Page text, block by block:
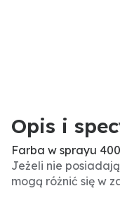
Opis i
Farba w sprayu
Jeżeli nie
mogą różnić się w